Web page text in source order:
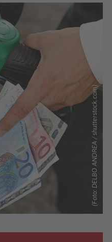
(Foto: DELBO ANDREA / shutterstock.com)